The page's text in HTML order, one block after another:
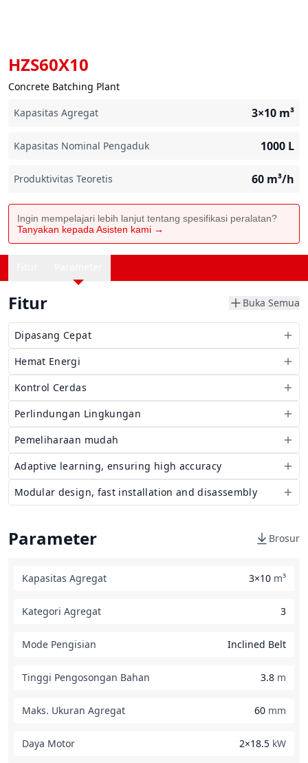
HZS60X10
Concrete Batching Plant
Kapasitas Agregat
3×10 m³
Kapasitas Nominal Pengaduk 1000 L
Produktivitas Teoretis 60 m³/h
Ingin mempelajari lebih lanjut tentang spesifikasi peralatan?
Tanyakan kepada Asisten kami →
Fitur Buka Semua
Dipasang Cepat
Hemat Energi
Kontrol Cerdas
Perlindungan Lingkungan
Pemeliharaan mudah
Adaptive learning, ensuring high accuracy
Modular design, fast installation and disassembly
Parameter Brosur
Kapasitas Agregat 3×10 m³
Kategori Agregat 3
Mode Pengisian Inclined Belt
Tinggi Pengosongan Bahan 3.8 m
Maks. Ukuran Agregat 60 mm
Daya Motor 2×18.5 kW